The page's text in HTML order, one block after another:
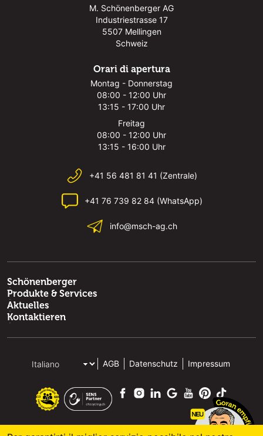
M. Schönenberger AG
Industriestrasse 17
5507 Mellingen
Schweiz
Orari di apertura
Montag - Donnerstag
08:00 - 12:00 Uhr
13:15 - 17:00 Uhr
Freitag
08:00 - 12:00 Uhr
13:15 - 16:00 Uhr
+41 56 481 81 41 (Zentrale)
+41 76 739 82 84 (WhatsApp)
info@msch-ag.ch
Schönenberger
Produkte & Services
Aktuelles
Kontaktieren
AGB Datenschutz Impressum